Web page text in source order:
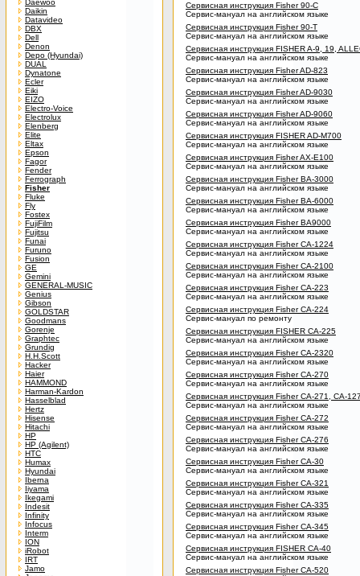
Daewoo
Daikin
Datavideo
DBX
Dell
Denon
Depo (Hyundai)
DUAL
Dynatone
Ecler
Eiki
EIZO
Electro-Voice
Electrolux
Elenberg
Elite
Eltax
Epson
Fagor
Fender
Ferrograph
Fisher
Fluke
Fly
Fostex
FujiFilm
Fujitsu
Funai
Furuno
Fusion
GE
Gemini
GENERAL-MUSIC
Genius
Gibson
GOLDSTAR
Goodmans
Gorenje
Graphtec
Grundig
H.H.Scott
Hacker
Haier
HAMMOND
Harman-Kardon
Hasselblad
Hertz
Hisense
Hitachi
HP
HP (Agilent)
HTC
Humax
Hyundai
Iberna
Iiyama
Ikegami
Indesit
Infinity
Infocus
Interm
ION
iRobot
IRT
Jamo
Сервисная инструкция Fisher 90-C
Сервис-мануал на английском языке
Сервисная инструкция Fisher 90-T
Сервис-мануал на английском языке
Сервисная инструкция FISHER A-9, 19,
Сервис-мануал на английском языке
Сервисная инструкция Fisher AD-823
Сервис-мануал на английском языке
Сервисная инструкция Fisher AD-9030
Сервис-мануал на английском языке
Сервисная инструкция Fisher AD-9060
Сервис-мануал на английском языке
Сервисная инструкция FISHER AD-M700
Сервис-мануал на английском языке
Сервисная инструкция Fisher AX-E100
Сервис-мануал на английском языке
Сервисная инструкция Fisher BA-3000
Сервис-мануал на английском языке
Сервисная инструкция Fisher BA-6000
Сервис-мануал на английском языке
Сервисная инструкция Fisher BA9000
Сервис-мануал на английском языке
Сервисная инструкция Fisher CA-1224
Сервис-мануал на английском языке
Сервисная инструкция Fisher CA-2100
Сервис-мануал на английском языке
Сервисная инструкция Fisher CA-223
Сервис-мануал на английском языке
Сервисная инструкция Fisher CA-224
Сервис-мануал по ремонту
Сервисная инструкция FISHER CA-225
Сервис-мануал на английском языке
Сервисная инструкция Fisher CA-2320
Сервис-мануал на английском языке
Сервисная инструкция Fisher CA-270
Сервис-мануал на английском языке
Сервисная инструкция Fisher CA-271, CA-
Сервис-мануал на английском языке
Сервисная инструкция Fisher CA-272
Сервис-мануал на английском языке
Сервисная инструкция Fisher CA-276
Сервис-мануал на английском языке
Сервисная инструкция Fisher CA-30
Сервис-мануал на английском языке
Сервисная инструкция Fisher CA-321
Сервис-мануал на английском языке
Сервисная инструкция Fisher CA-335
Сервис-мануал на английском языке
Сервисная инструкция Fisher CA-345
Сервис-мануал на английском языке
Сервисная инструкция FISHER CA-40
Сервис-мануал на английском языке
Сервисная инструкция Fisher CA-520